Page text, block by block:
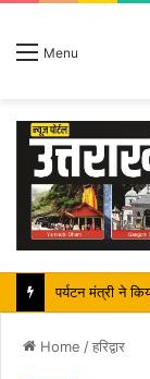
Menu
महापौर शंभू
Home /हरिद्वार